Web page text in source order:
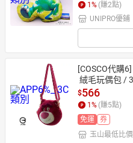
1 % (賺2點)
UNIPRO優鋪
[COSCO代購
絨毛玩偶包 /
$566
1 % (賺5點)
免運
券
玉山最低比